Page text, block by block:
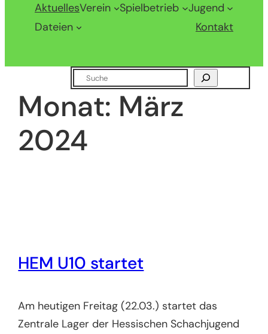
AktuellesVerein Spielbetrieb
Jugend
Dateien
Kontakt
Suchen
Monat: März
2024
HEM U10 startet
Am heutigen Freitag (22.03.) startet das
Zentrale Lager der Hessischen Schachjugend